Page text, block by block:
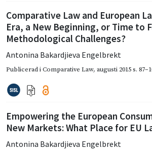
Comparative Law and European
Era, a New Beginning, or Time to
Methodological Challenges?
Antonina Bakardjieva Engelbrekt
Publicerad iComparative Law, augusti 2015s.
Empowering the European
New Markets: What Place for EU
Antonina Bakardjieva Engelbrekt